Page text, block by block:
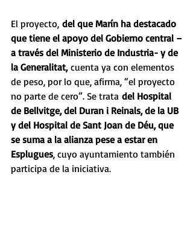
El proyecto, del que Marín ha destacado
que tiene el apoyo del Gobierno central –
a través del Ministerio de Industria- y de
la Generalitat, cuenta ya con elementos
de peso, por lo que, afirma, “el proyecto
no parte de cero”. Se trata del Hospital
de Bellvitge, del Duran i Reinals, de la UB
y del Hospital de Sant Joan de Déu, que
se suma a la alianza pese a estar en
Esplugues, cuyo ayuntamiento también
participa de la iniciativa.